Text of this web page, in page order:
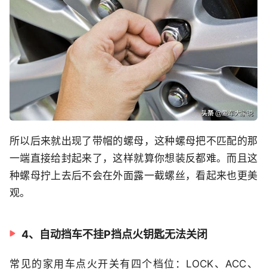
所以后来就出现了带帽的螺母，这种螺母把不匹配的那
一端直接给封起来了，这样就算你想装反都难。而且这
种螺母拧上去后不会在外面露一截螺丝，看起来也更美
观。
4、自动挡车不挂P挡点火钥匙无法关闭
常见的家用车点火开关有四个档位：LOCK、ACC、